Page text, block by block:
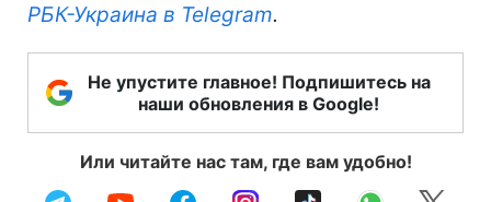
РБК-Украина в Telegram.
Не упустите главное! Подпишитесь на
наши обновления в Google!
Или читайте нас там, где вам удобно!